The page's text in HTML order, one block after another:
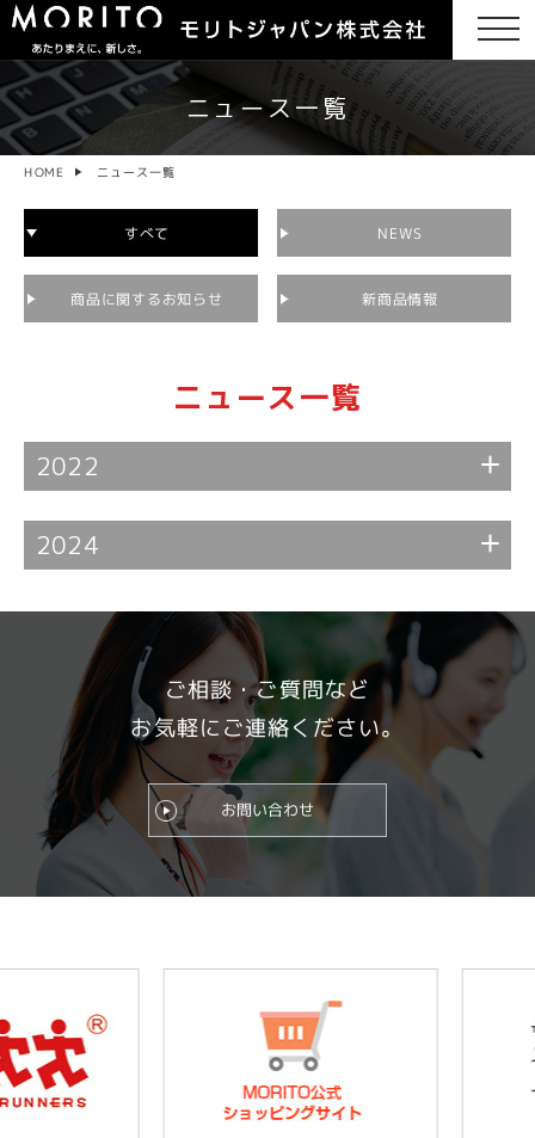
ニュース一覧
HOME ニュース一覧
すべて NEWS
商品に関するお知らせ 新商品情報
ニュース一覧
2022
2024
ご相談・ご質問など
お気軽にご連絡ください。
お問い合わせ